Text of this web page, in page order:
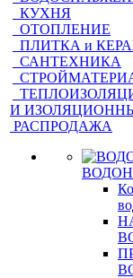
КУХНЯ
ОТОПЛЕНИЕ
ПЛИТКА и
САНТЕХНИКА
И
РАСПРОДАЖА